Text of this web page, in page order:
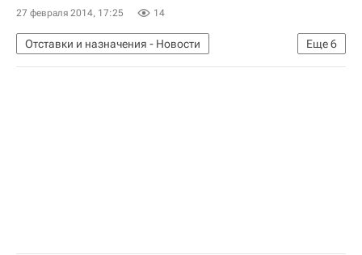
27 февраля 2014, 17:25 14
Еще6
Отставки и назначения - Новости
Новости - Недвижимость
Фонд РЖС